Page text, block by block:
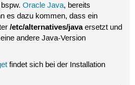
bspw.Oracle Java, bereits
es dazu kommen, dass ein
/etc/alternatives/javaersetzt und
andere Java-Version
findet sich bei der Installation